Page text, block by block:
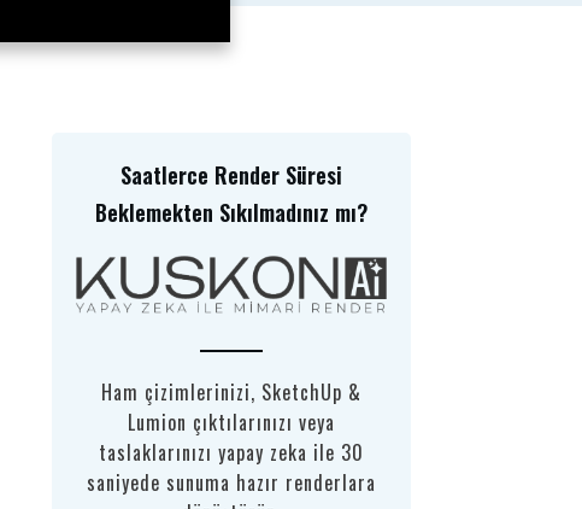
Saatlerce Render Süresi
Beklemekten Sıkılmadınız mı?
Ham çizimlerinizi, SketchUp &
Lumion çıktılarınızı veya
taslaklarınızı yapay zeka ile 30
saniyede sunuma hazır renderlara